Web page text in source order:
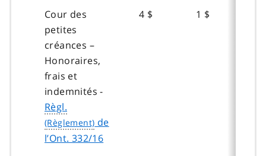
Cour des
petites
créances –
Honoraires,
frais et
indemnités -
Règl.
de
l’Ont. 332/16
4 $ 1 $